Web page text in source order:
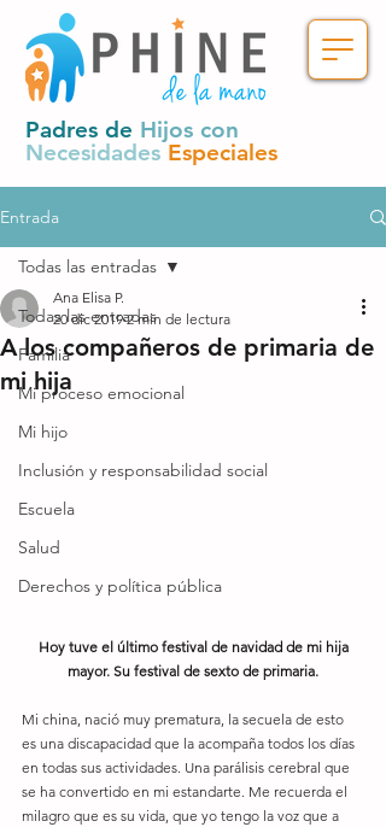
Padres de Hijos con
Necesidades Especiales
Entrada
Todas las entradas
Familia
Mi proceso emocional
Mi hijo
Inclusión y responsabilidad social
Escuela
Salud
Derechos y política pública
Todas las entradas
A los compañeros de primaria de
mi hija
Ana Elisa P.
20 dic 2019 2 min de lectura
Hoy tuve el último festival de navidad de mi hija
mayor. Su festival de sexto de primaria.
Mi china, nació muy prematura, la secuela de esto
es una discapacidad que la acompaña todos los días
en todas sus actividades. Una parálisis cerebral que
se ha convertido en mi estandarte. Me recuerda el
milagro que es su vida, que yo tengo la voz que a